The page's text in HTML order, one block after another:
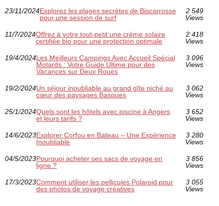
23/11/2024Explorez les plages secrètes de Biscarrosse
pour une session de surf
2 549
Views
11/7/2024Offrez à votre tout-petit une crème solaire
certifiée bio pour une protection optimale
2 418
Views
19/4/2024Les Meilleurs Campings Avec Accueil Spécial
Motards : Votre Guide Ultime pour des
Vacances sur Deux Roues
3 096
Views
19/2/2024Un séjour inoubliable au grand gîte niché au
cœur des paysages Basques
3 062
Views
25/1/2024Quels sont les hôtels avec piscine à Angers
et leurs tarifs ?
3 652
Views
14/6/2023Explorer Corfou en Bateau – Une Expérience
Inoubliable
3 280
Views
04/5/2023Pourquoi acheter ses sacs de voyage en
ligne ?
3 856
Views
17/3/2023Comment utiliser les pellicules Polaroid pour
des photos de voyage créatives
3 055
Views